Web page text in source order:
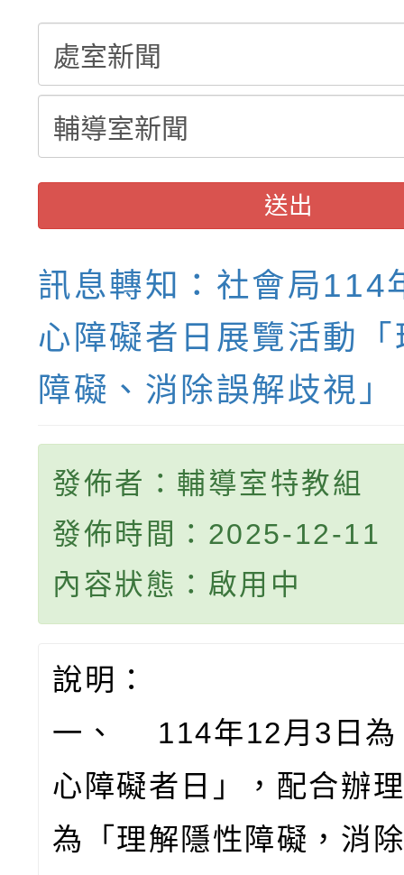
結果(第3招)
送出
訊息轉知：社會局114
心障礙者日展覽活動
障礙、消除誤解歧視」
發佈者：輔導室特教組
發佈時間：2025-12-11
內容狀態：啟用中
說明：
一、 114年12月3日為
心障礙者日」，配合辦
為「理解隱性障礙，消